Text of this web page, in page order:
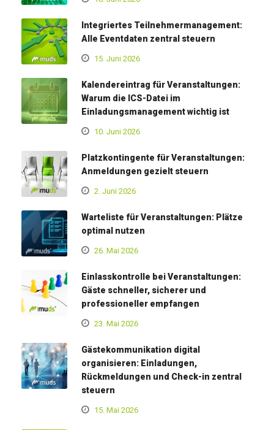
Integriertes Teilnehmermanagement:
Alle Eventdaten zentral steuern
15. Juni 2026
Kalendereintrag für Veranstaltungen:
Warum die ICS-Datei im
Einladungsmanagement wichtig ist
10. Juni 2026
Platzkontingente für Veranstaltungen:
Anmeldungen gezielt steuern
2. Juni 2026
Warteliste für Veranstaltungen: Plätze
optimal nutzen
26. Mai 2026
Einlasskontrolle bei Veranstaltungen:
Gäste schneller, sicherer und
professioneller empfangen
23. Mai 2026
Gästekommunikation digital
organisieren: Einladungen,
Rückmeldungen und Check-in zentral
steuern
15. Mai 2026